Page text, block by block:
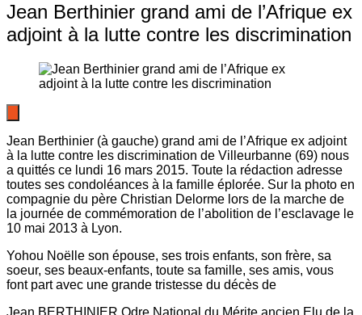
Jean Berthinier grand ami de l’Afrique ex
adjoint à la lutte contre les discrimination
Jean Berthinier (à gauche) grand ami de l’Afrique ex adjoint
à la lutte contre les discrimination de Villeurbanne (69) nous
a quittés ce lundi 16 mars 2015. Toute la rédaction adresse
toutes ses condoléances à la famille éplorée. Sur la photo en
compagnie du père Christian Delorme lors de la marche de
la journée de commémoration de l’abolition de l’esclavage le
10 mai 2013 à Lyon.
Yohou Noëlle son épouse, ses trois enfants, son frère, sa
soeur, ses beaux-enfants, toute sa famille, ses amis, vous
font part avec une grande tristesse du décès de